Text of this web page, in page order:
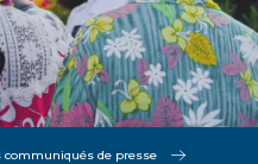
communiqués de presse